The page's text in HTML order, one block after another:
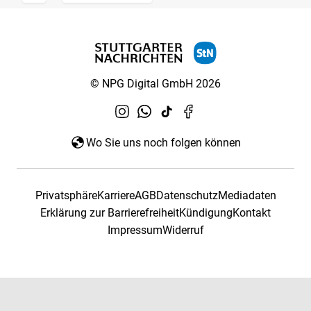
© NPG Digital GmbH 2026
Wo Sie uns noch folgen können
PrivatsphäreKarriereAGBDatenschutzMediadaten
Erklärung zur BarrierefreiheitKündigungKontakt
ImpressumWiderruf